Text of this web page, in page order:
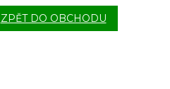
ZPĚT DO OBCHODU